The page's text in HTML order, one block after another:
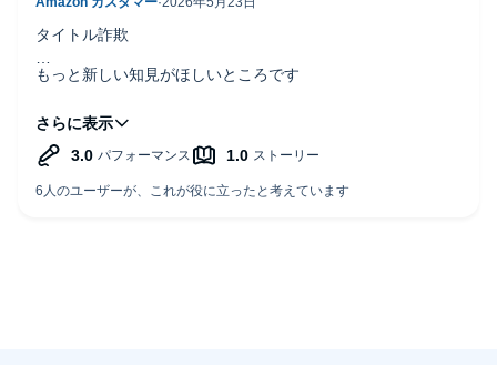
2. 自分の強みや価値観を再認識し、一歩踏み出す力
4. 自分らしく生きるためのヒント
本タイトルには付属資料・PDFが用意されています。ご購入後、
PCサイトのライブラリー、またはアプリ上の「目次」からご確認
タイトル詐欺
もっと新しい知見がほしいところです
なんだか著者のお気持ちと、浅い経験値で、おっしゃってい
るので
ペラペラの内容でした
残念です……